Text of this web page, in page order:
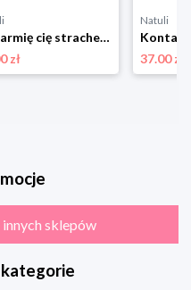
Nakarmię cię strachem Young
zł
Natuli
37.00 zł
sklepów